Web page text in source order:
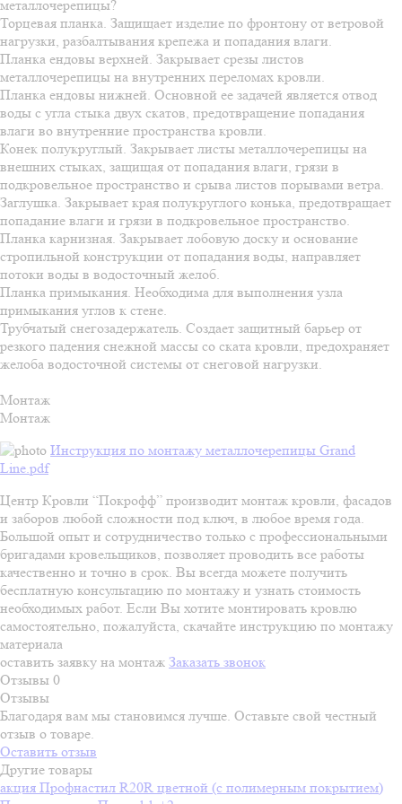
металлочерепицы?
Торцевая планка. Защищает изделие по фронтону от ветровой
нагрузки, разбалтывания крепежа и попадания влаги.
Планка ендовы верхней. Закрывает срезы листов
металлочерепицы на внутренних переломах кровли.
Планка ендовы нижней. Основной ее задачей является отвод
воды с угла стыка двух скатов, предотвращение попадания
влаги во внутренние пространства кровли.
Конек полукруглый. Закрывает листы металлочерепицы на
внешних стыках, защищая от попадания влаги, грязи в
подкровельное пространство и срыва листов порывами ветра.
Заглушка. Закрывает края полукруглого конька, предотвращает
попадание влаги и грязи в подкровельное пространство.
Планка карнизная. Закрывает лобовую доску и основание
стропильной конструкции от попадания воды, направляет
потоки воды в водосточный желоб.
Планка примыкания. Необходима для выполнения узла
примыкания углов к стене.
Трубчатый снегозадержатель. Создает защитный барьер от
резкого падения снежной массы со ската кровли, предохраняет
желоба водосточной системы от снеговой нагрузки.
Монтаж
Монтаж
Инструкция по монтажу металлочерепицы Grand
Line.pdf
Центр Кровли “Покрофф” производит монтаж кровли, фасадов
и заборов любой сложности под ключ, в любое время года.
Большой опыт и сотрудничество только с профессиональными
бригадами кровельщиков, позволяет проводить все работы
качественно и точно в срок. Вы всегда можете получить
бесплатную консультацию по монтажу и узнать стоимость
необходимых работ. Если Вы хотите монтировать кровлю
самостоятельно, пожалуйста, скачайте инструкцию по монтажу
материала
оставить заявку на монтаж Заказать звонок
Отзывы 0
Отзывы
Благодаря вам мы становимся лучше. Оставьте свой честный
отзыв о товаре.
Оставить отзыв
Другие товары
акция Профнастил R20R цветной (с полимерным покрытием)